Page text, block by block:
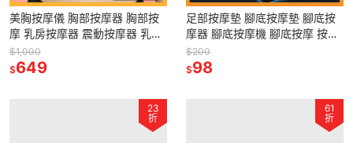
美胸按摩儀 胸部按摩器 胸部按
摩 乳房按摩器 震動按摩器 乳房
按摩 美胸按摩 穴位按摩器 美胸
儀 豐胸儀 按摩儀 按摩
$1,000
$649
足部按摩墊 腳底按摩墊 腳底按
摩器 腳底按摩機 腳底按摩 按摩
墊 腳底按摩板 足部按摩器 足底
按摩器 按摩機 EMS
$200
$98
23
折
61
折